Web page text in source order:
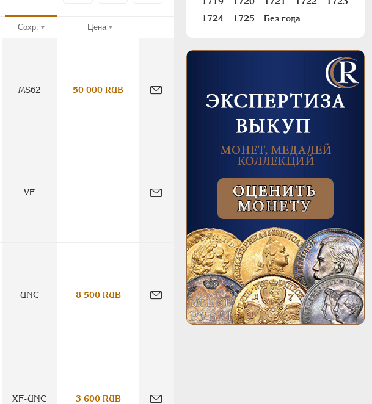
Сохр. Цена
MS62 50 000 RUB
VF -
UNC 8 500 RUB
XF-UNC 3 600 RUB
1724
1725 Без года